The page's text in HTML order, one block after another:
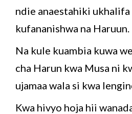
ndie anaestahiki ukhalifa
kufananishwa na Haruun.
Na kule kuambia kuwa
cha Harun kwa Musa ni
ujamaa wala si kwa
Kwa hivyo hoja hii